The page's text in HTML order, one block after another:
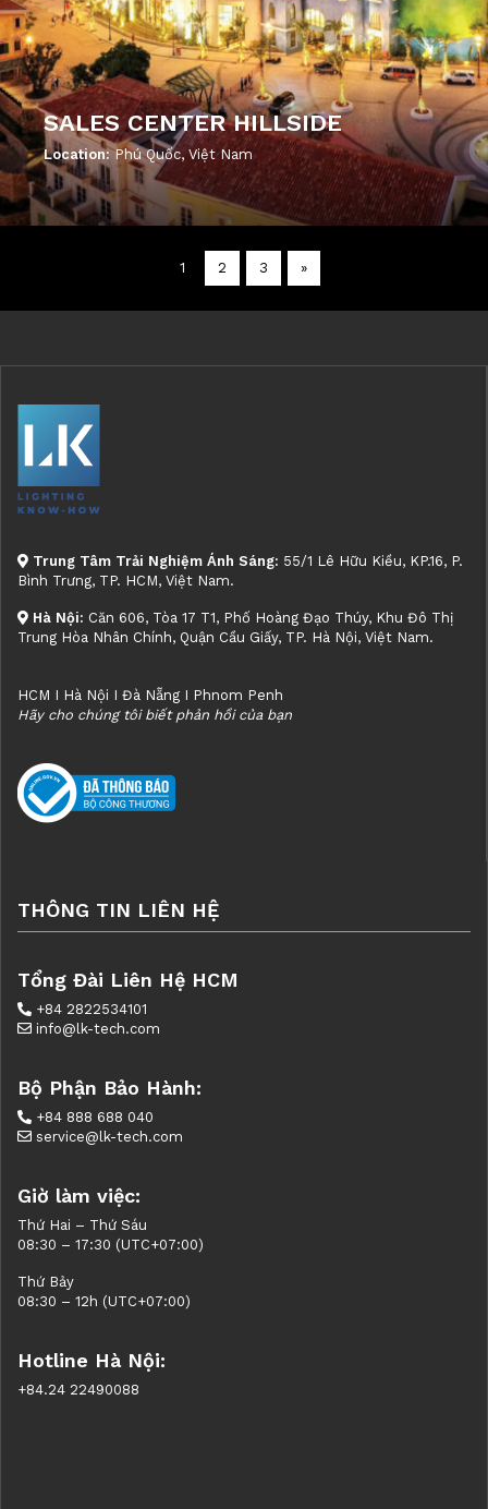
SALES CENTER HILLSIDE
Location:Phú Quốc, Việt Nam
1 2 3 »
Trung Tâm Trải Nghiệm Ánh Sáng: 55/1 Lê Hữu Kiều, KP.16, P.
Bình Trưng, TP. HCM, Việt Nam.
Hà Nội: Căn 606, Tòa 17 T1, Phố Hoàng Đạo Thúy, Khu Đô Thị
Trung Hòa Nhân Chính, Quận Cầu Giấy, TP. Hà Nội, Việt Nam.
HCM I Hà Nội I Đà Nẵng I Phnom Penh
Hãy cho chúng tôi biết phản hồi của bạn
THÔNG TIN LIÊN HỆ
Tổng Đài Liên Hệ HCM
+84 2822534101
info@lk-tech.com
Bộ Phận Bảo Hành:
+84 888 688 040
service@lk-tech.com
Giờ làm việc:
Thứ Hai – Thứ Sáu
08:30 – 17:30 (UTC+07:00)
Thứ Bảy
08:30 – 12h (UTC+07:00)
Hotline Hà Nội:
+84.24 22490088